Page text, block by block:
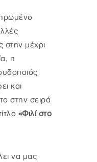
στην μέχρι
η
και
στην σειρά
«Φιλί στο
να μας